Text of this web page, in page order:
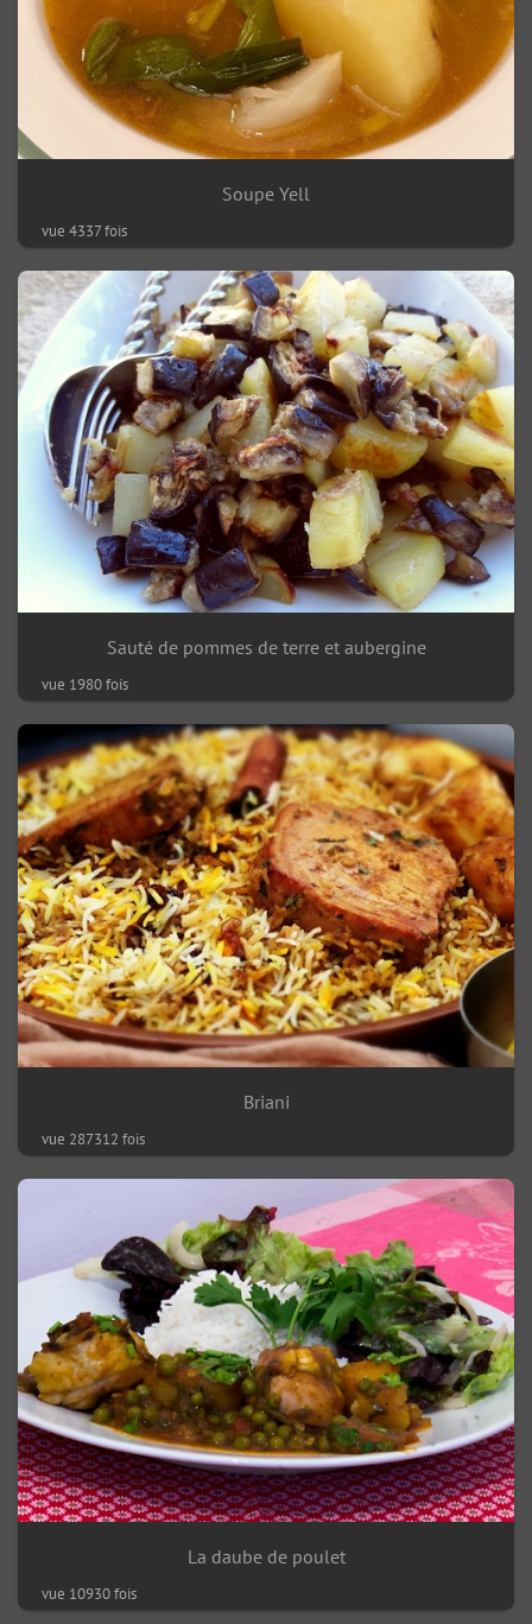
Soupe Yell
vue 4337 fois
Sauté de pommes de terre et aubergine
vue 1980 fois
Briani
vue 287312 fois
La daube de poulet
vue 10930 fois